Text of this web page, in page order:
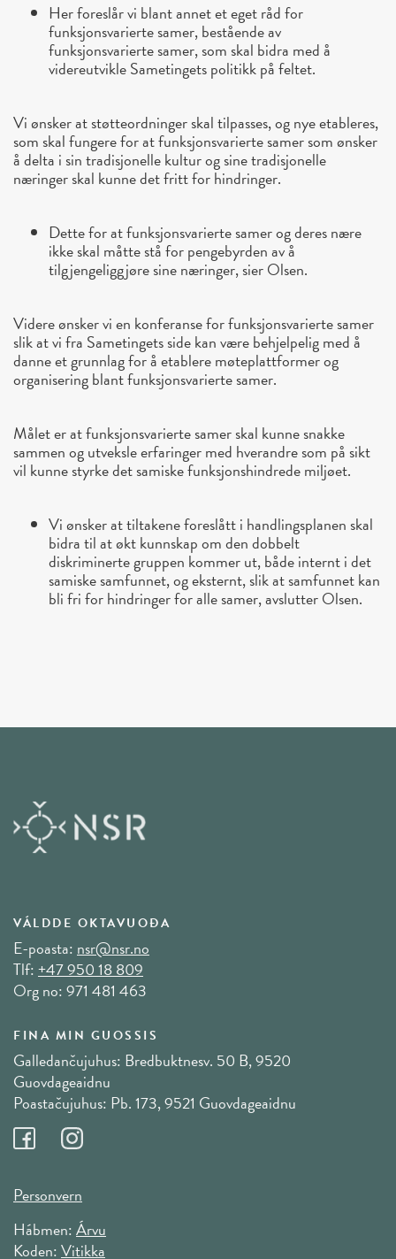
Her foreslår vi blant annet et eget råd for
funksjonsvarierte samer, bestående av
funksjonsvarierte samer, som skal bidra med å
videreutvikle Sametingets politikk på feltet.
Vi ønsker at støtteordninger skal tilpasses, og nye etableres,
som skal fungere for at funksjonsvarierte samer som ønsker
å delta i sin tradisjonelle kultur og sine tradisjonelle
næringer skal kunne det fritt for hindringer.
Dette for at funksjonsvarierte samer og deres nære
ikke skal måtte stå for pengebyrden av å
tilgjengeliggjøre sine næringer, sier Olsen.
Videre ønsker vi en konferanse for funksjonsvarierte samer
slik at vi fra Sametingets side kan være behjelpelig med å
danne et grunnlag for å etablere møteplattformer og
organisering blant funksjonsvarierte samer.
Målet er at funksjonsvarierte samer skal kunne snakke
sammen og utveksle erfaringer med hverandre som på sikt
vil kunne styrke det samiske funksjonshindrede miljøet.
Vi ønsker at tiltakene foreslått i handlingsplanen skal
bidra til at økt kunnskap om den dobbelt
diskriminerte gruppen kommer ut, både internt i det
samiske samfunnet, og eksternt, slik at samfunnet kan
bli fri for hindringer for alle samer, avslutter Olsen.
VÁLDDE OKTAVUOĐA
E-poasta:nsr@nsr.no
Tlf:+47 950 18 809
Org no: 971 481 463
FINA MIN GUOSSIS
Galledančujuhus: Bredbuktnesv. 50 B, 9520
Guovdageaidnu
Poastačujuhus: Pb. 173, 9521 Guovdageaidnu
Personvern
Hábmen:Árvu
Koden:Vitikka